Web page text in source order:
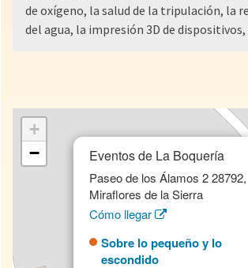
de oxígeno, la salud de la tripulación, la
del agua, la impresión 3D de dispositivos,
Eventos de La Boquería
Paseo de los Álamos 2 28792,
Miraflores de la Sierra
Cómo llegar
Sobre lo pequeño y lo
escondido
+
−